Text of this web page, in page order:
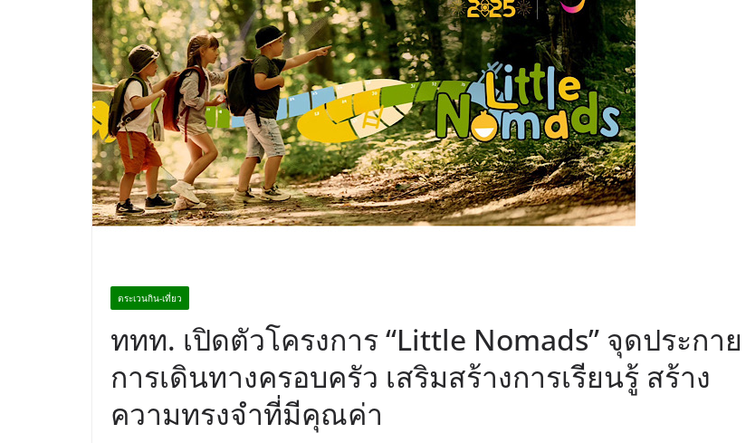
ตระเวนกิน-เที่ยว
ททท. เปิดตัวโครงการ “Little Nomads” จุดประกาย
การเดินทางครอบครัว เสริมสร้างการเรียนรู้ สร้าง
ความทรงจำที่มีคุณค่า